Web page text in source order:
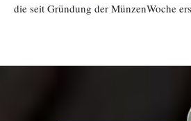
die seit Gründung der MünzenWoche